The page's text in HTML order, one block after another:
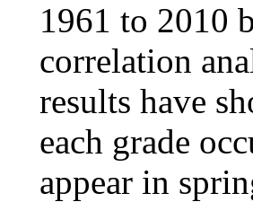
1961 to 2010
correlation
results have
each grade
appear in